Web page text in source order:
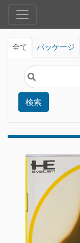
全て パッケージ
検索